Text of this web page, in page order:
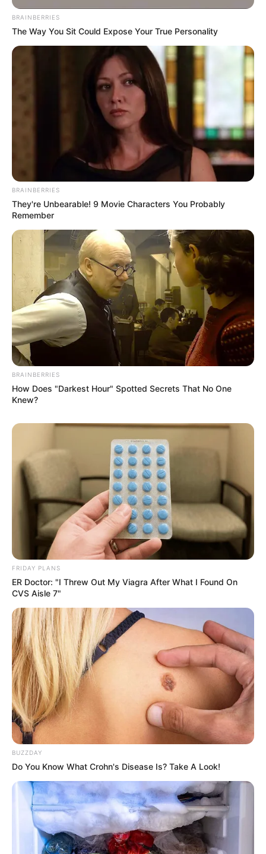
Categories
Einfach unwiderstehlich: Perfektes Dreh
Dich Um Kuchen Rezept für jede Gelegenheit
Selber Machen Rezept garantiert jetzt testen!
Search
Search
Rezepte
BRAINBERRIES
The Way You Sit Could Expose Your True Personality
BRAINBERRIES
They're Unbearable! 9 Movie Characters You Probably
Remember
BRAINBERRIES
How Does "Darkest Hour" Spotted Secrets That No One
Knew?
FRIDAY PLANS
ER Doctor: "I Threw Out My Viagra After What I Found On
CVS Aisle 7"
BUZZDAY
Do You Know What Crohn's Disease Is? Take A Look!